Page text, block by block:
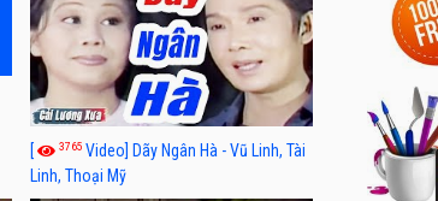
[
3765 Video] Dãy Ngân Hà - Vũ Linh, Tài
Linh, Thoại Mỹ